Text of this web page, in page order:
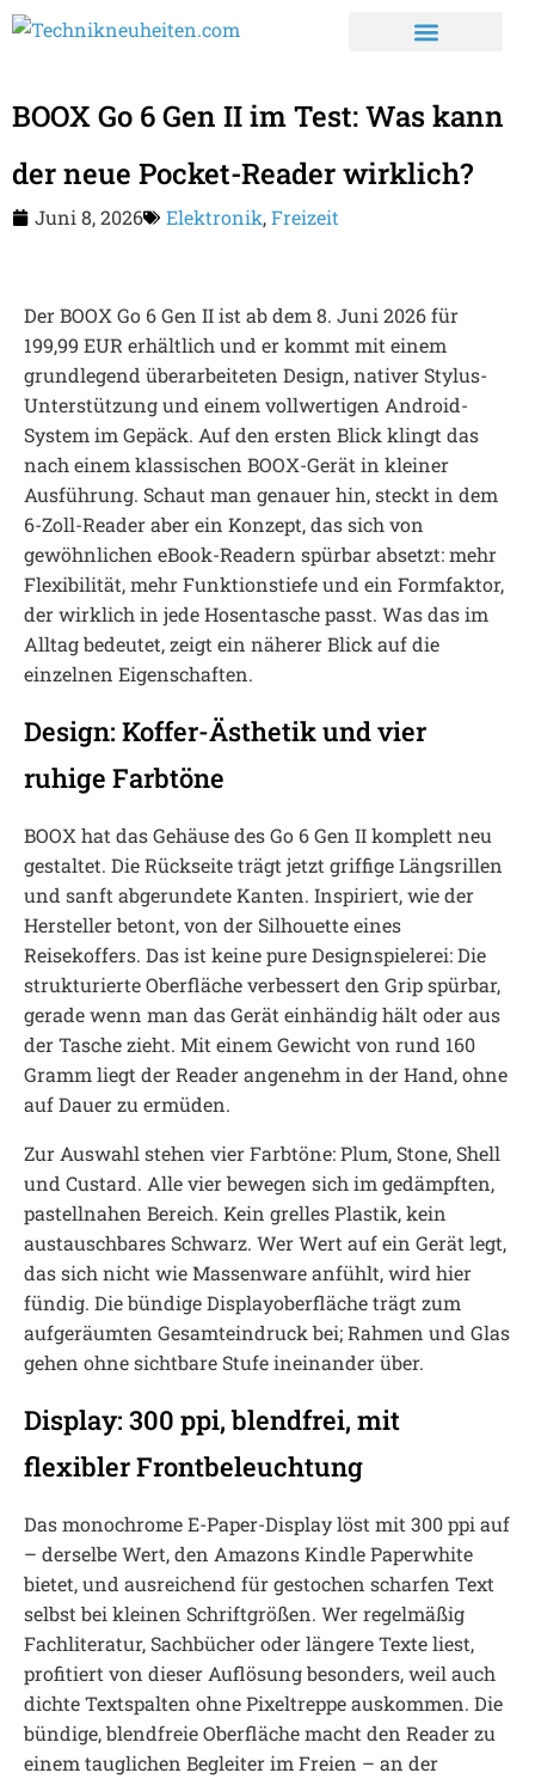
BOOX Go 6 Gen II im Test: Was kann
der neue Pocket-Reader wirklich?
Juni 8, 2026 Elektronik,Freizeit
Der BOOX Go 6 Gen II ist ab dem 8. Juni 2026 für
199,99 EUR erhältlich und er kommt mit einem
grundlegend überarbeiteten Design, nativer Stylus-
Unterstützung und einem vollwertigen Android-
System im Gepäck. Auf den ersten Blick klingt das
nach einem klassischen BOOX-Gerät in kleiner
Ausführung. Schaut man genauer hin, steckt in dem
6-Zoll-Reader aber ein Konzept, das sich von
gewöhnlichen eBook-Readern spürbar absetzt: mehr
Flexibilität, mehr Funktionstiefe und ein Formfaktor,
der wirklich in jede Hosentasche passt. Was das im
Alltag bedeutet, zeigt ein näherer Blick auf die
einzelnen Eigenschaften.
Design: Koffer-Ästhetik und vier
ruhige Farbtöne
BOOX hat das Gehäuse des Go 6 Gen II komplett neu
gestaltet. Die Rückseite trägt jetzt griffige Längsrillen
und sanft abgerundete Kanten. Inspiriert, wie der
Hersteller betont, von der Silhouette eines
Reisekoffers. Das ist keine pure Designspielerei: Die
strukturierte Oberfläche verbessert den Grip spürbar,
gerade wenn man das Gerät einhändig hält oder aus
der Tasche zieht. Mit einem Gewicht von rund 160
Gramm liegt der Reader angenehm in der Hand, ohne
auf Dauer zu ermüden.
Zur Auswahl stehen vier Farbtöne: Plum, Stone, Shell
und Custard. Alle vier bewegen sich im gedämpften,
pastellnahen Bereich. Kein grelles Plastik, kein
austauschbares Schwarz. Wer Wert auf ein Gerät legt,
das sich nicht wie Massenware anfühlt, wird hier
fündig. Die bündige Displayoberfläche trägt zum
aufgeräumten Gesamteindruck bei; Rahmen und Glas
gehen ohne sichtbare Stufe ineinander über.
Display: 300 ppi, blendfrei, mit
flexibler Frontbeleuchtung
Das monochrome E-Paper-Display löst mit 300 ppi auf
– derselbe Wert, den Amazons Kindle Paperwhite
bietet, und ausreichend für gestochen scharfen Text
selbst bei kleinen Schriftgrößen. Wer regelmäßig
Fachliteratur, Sachbücher oder längere Texte liest,
profitiert von dieser Auflösung besonders, weil auch
dichte Textspalten ohne Pixeltreppe auskommen. Die
bündige, blendfreie Oberfläche macht den Reader zu
einem tauglichen Begleiter im Freien – an der